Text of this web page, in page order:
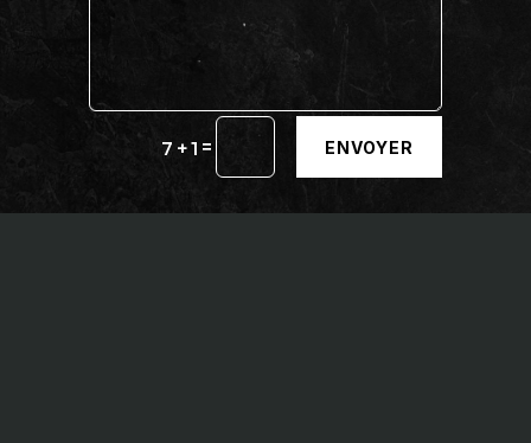
7 + 1 = ENVOYER